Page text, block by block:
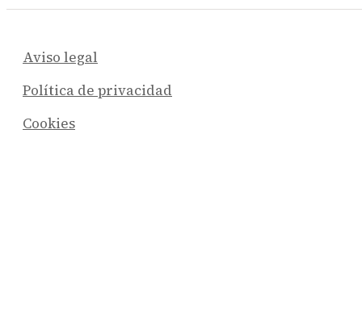
Aviso legal
Política de privacidad
Cookies